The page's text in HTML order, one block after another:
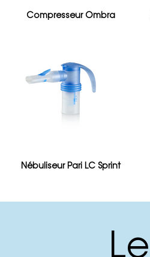
Compresseur Ombra
Nébuliseur Pari LC Sprint
Le